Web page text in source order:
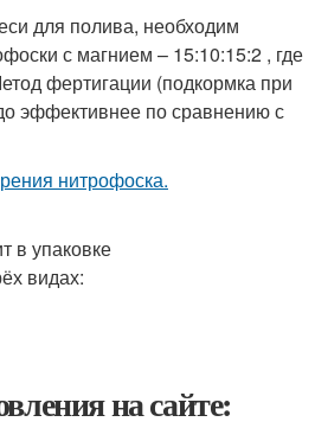
для полива, необходим
с магнием – 15:10:15:2 , где
фертигации (подкормка при
эффективнее по сравнению с
в упаковке
видах:
на сайте: